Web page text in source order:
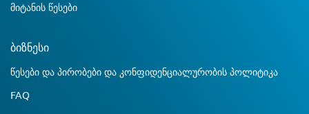
მიტანის წესები
ბიზნესი
წესები და პირობები და კონფიდენციალურობის პოლიტიკა
FAQ